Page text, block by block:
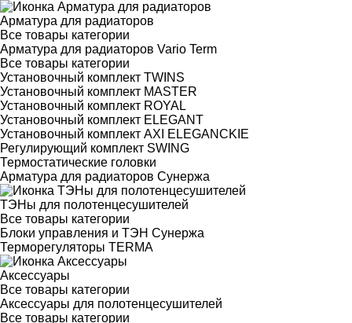
Арматура для радиаторов
Все товары категории
Арматура для радиаторов Vario Term
Все товары категории
Установочный комплект TWINS
Установочный комплект MASTER
Установочный комплект ROYAL
Установочный комплект ELEGANT
Установочный комплект AXI ELEGANCKIE
Регулирующий комплект SWING
Термостатические головки
Арматура для радиаторов Сунержа
ТЭНы для полотенцесушителей
Все товары категории
Блоки управления и ТЭН Сунержа
Терморегуляторы TERMA
Аксессуары
Все товары категории
Аксессуары для полотенцесушителей
Все товары категории